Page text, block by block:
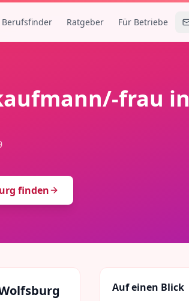
Berufsfinder Ratgeber Für Betriebe
frau in
finden
Auf einen Blick